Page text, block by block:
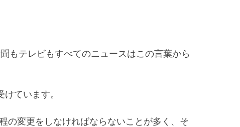
もテレビもすべてのニュースはこの言葉から
ています。
の変更をしなければならないことが多く、そ